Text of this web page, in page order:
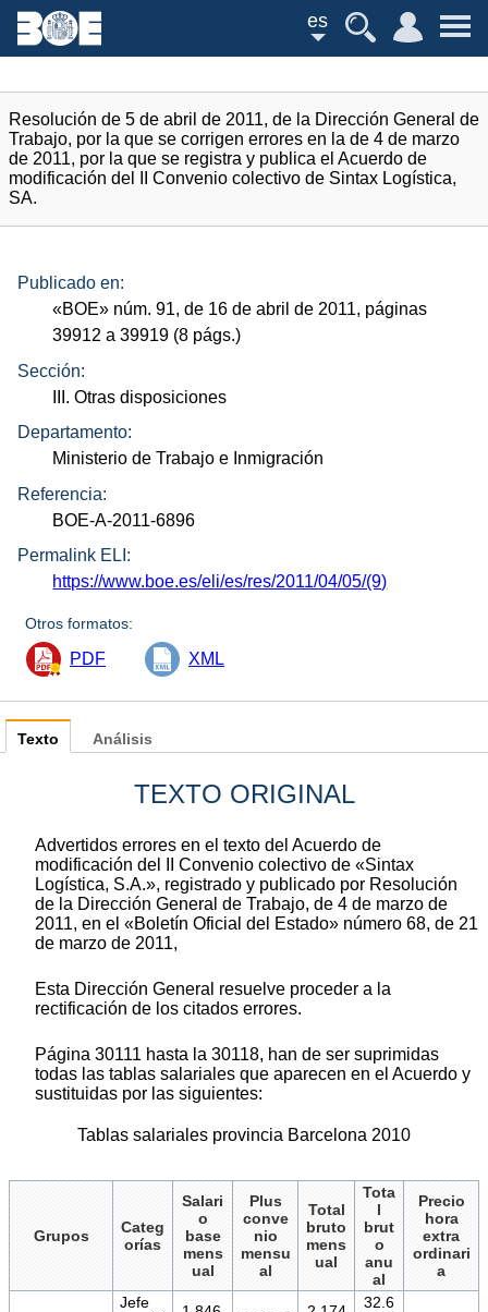
es
Resolución de 5 de abril de 2011, de la Dirección General de
Trabajo, por la que se corrigen errores en la de 4 de marzo
de 2011, por la que se registra y publica el Acuerdo de
modificación del II Convenio colectivo de Sintax Logística,
SA.
Publicado en:
«BOE» núm. 91, de 16 de abril de 2011, páginas
39912 a 39919 (8 págs.)
Sección:
III. Otras disposiciones
Departamento:
Ministerio de Trabajo e Inmigración
Referencia:
BOE-A-2011-6896
Permalink ELI:
https://www.boe.es/eli/es/res/2011/04/05/(9)
Otros formatos:
PDF XML
Texto
TEXTO ORIGINAL
Advertidos errores en el texto del Acuerdo de
modificación del II Convenio colectivo de «Sintax
Logística, S.A.», registrado y publicado por Resolución
de la Dirección General de Trabajo, de 4 de marzo de
2011, en el «Boletín Oficial del Estado» número 68, de 21
de marzo de 2011,
Esta Dirección General resuelve proceder a la
rectificación de los citados errores.
Página 30111 hasta la 30118, han de ser suprimidas
todas las tablas salariales que aparecen en el Acuerdo y
sustituidas por las siguientes:
Tablas salariales provincia Barcelona 2010
Grupos
Categ
orías
Salari
o
base
mens
ual
Plus
conve
nio
mensu
al
Total
bruto
mens
ual
Tota
l
brut
o
anu
al
Precio
hora
extra
ordinari
a
Jefe
32.6
Análisis